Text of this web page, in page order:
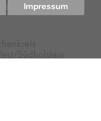
Impressum